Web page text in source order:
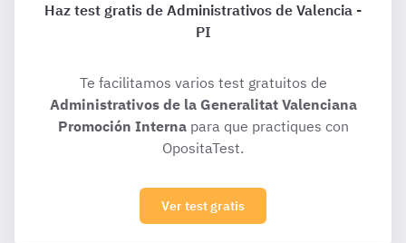
Haz test gratis de Administrativos de Valencia -
PI
Te facilitamos varios test gratuitos de
Administrativos de la Generalitat Valenciana
Promoción Internapara que practiques con
OpositaTest.
Ver test gratis